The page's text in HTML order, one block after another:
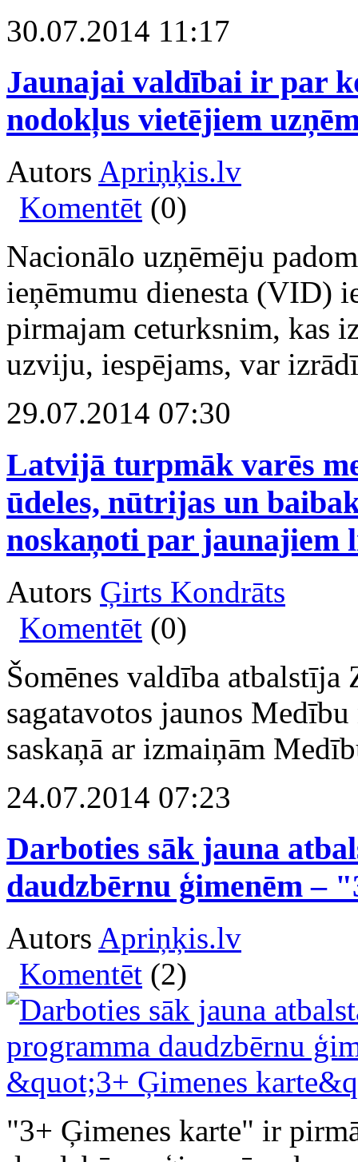
30.07.2014 11:17
Jaunajai valdībai ir par
nodokļus vietējiem
Autors Apriņķis.lv
Komentēt (0)
Nacionālo uzņēmēju
ieņēmumu dienesta (VID)
pirmajam ceturksnim, kas
uzviju, iespējams, var
29.07.2014 07:30
Latvijā turpmāk varēs
ūdeles, nūtrijas un
noskaņoti par jaunajiem
Autors Ģirts Kondrāts
Komentēt (0)
Šomēnes valdība
sagatavotos jaunos
saskaņā ar izmaiņām
24.07.2014 07:23
Darboties sāk jauna
daudzbērnu ģimenēm –
Autors Apriņķis.lv
Komentēt (2)
"3+ Ģimenes karte" ir